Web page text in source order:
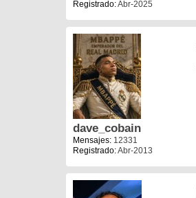
Registrado:Abr-2025
dave_cobain
Mensajes: 12331
Registrado:Abr-2013